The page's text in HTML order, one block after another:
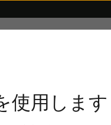
使用します
耳あな型補聴器 目
耳年齢チェック
1943年以来、